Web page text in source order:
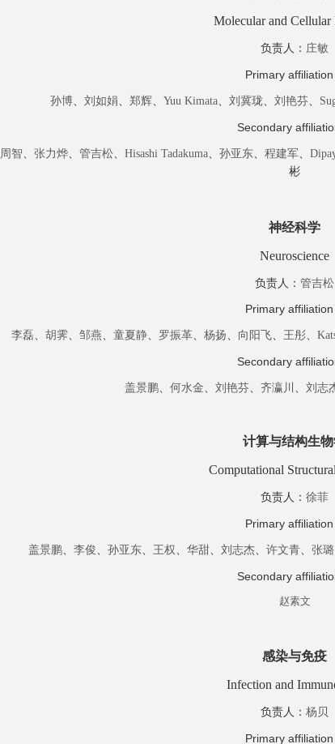
Molecular and
负责人 ： 庄敏
Primary affiliation
孙博、 刘如娟、 郑辉、 YuuKimata、 刘冀珑、 刘艳芬、
Secondary
周智、 张力烨、 管吉松、 HisashiTadakuma、 孙亚东、 程建军、
彬
神经科学
Neuroscience
负责人 ： 管吉松
Primary affiliation
李磊、 胡霁、 邹燕、 童夏静、 罗振革、 杨扬、 向阳飞、 王彤、
Secondary
盖景鹏、 何水金、 刘艳芬、 齐瀛川 、 刘志
计算与结构生
Computational
负责人 ： 徐菲
Primary affiliation
盖景鹏、 李俊、 孙亚东、 王权、 华甜、 刘志杰、 许文青、 张璐
Secondary
赵素文
感染与免疫
Infection and
负责人 ： 杨贝
Primary affiliation